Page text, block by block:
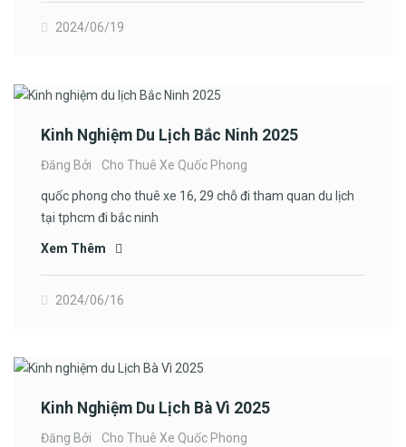
2024/06/19
Kinh Nghiệm Du Lịch Bắc Ninh 2025
Đăng Bởi Cho Thuê Xe Quốc Phong
quốc phong cho thuê xe 16, 29 chỗ đi tham quan du lịch
tại tphcm đi bắc ninh
Xem Thêm
2024/06/16
Kinh Nghiệm Du Lịch Bà Vì 2025
Đăng Bởi Cho Thuê Xe Quốc Phong